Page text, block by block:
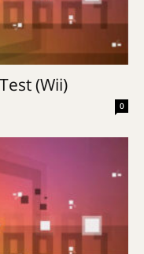
(Wii)
0